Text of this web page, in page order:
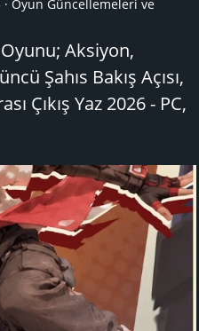
Oyun Güncellemeleri ve
Aksiyon,
Şahıs Bakış Açısı,
Çıkış Yaz 2026 - PC,